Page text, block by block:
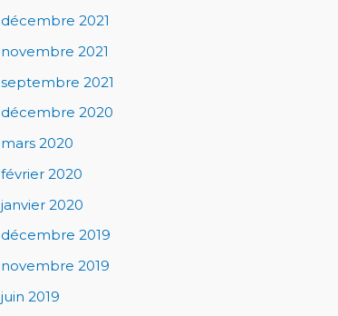
décembre 2021
novembre 2021
septembre 2021
décembre 2020
mars 2020
février 2020
janvier 2020
décembre 2019
novembre 2019
juin 2019